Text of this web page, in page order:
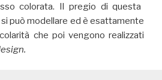
colorata. Il pregio di questa
può modellare ed è esattamente
che poi vengono realizzati